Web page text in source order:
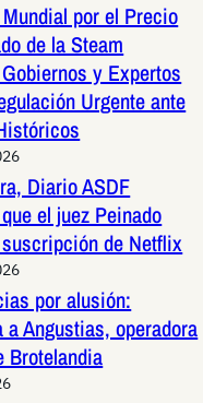
por el Precio
de la Steam
y Expertos
Urgente ante
Diario ASDF
el juez Peinado
de Netflix
por alusión:
Angustias, operadora
Brotelandia